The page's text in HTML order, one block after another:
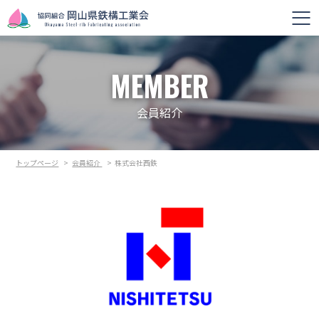
MEMBER
会員紹介
トップページ > 会員紹介 >株式会社西鉄